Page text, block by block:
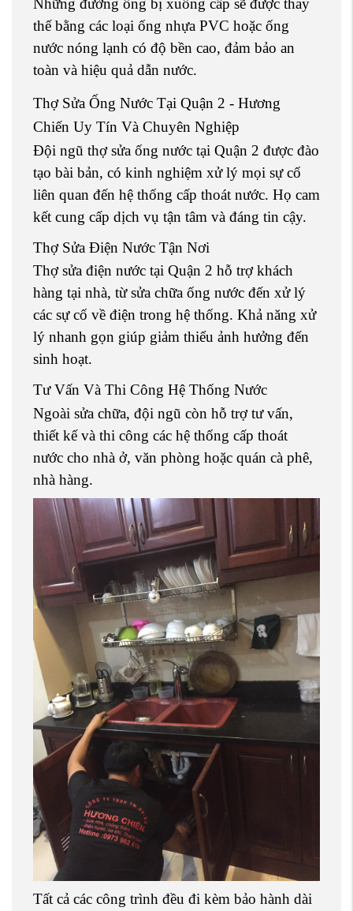
Những đường ống bị xuống cấp sẽ được thay
thế bằng các loại ống nhựa PVC hoặc ống
nước nóng lạnh có độ bền cao, đảm bảo an
toàn và hiệu quả dẫn nước.
Thợ Sửa Ống Nước Tại Quận 2 - Hương
Chiến Uy Tín Và Chuyên Nghiệp
Đội ngũ thợ sửa ống nước tại Quận 2 được đào
tạo bài bản, có kinh nghiệm xử lý mọi sự cố
liên quan đến hệ thống cấp thoát nước. Họ cam
kết cung cấp dịch vụ tận tâm và đáng tin cậy.
Thợ Sửa Điện Nước Tận Nơi
Thợ sửa điện nước tại Quận 2 hỗ trợ khách
hàng tại nhà, từ sửa chữa ống nước đến xử lý
các sự cố về điện trong hệ thống. Khả năng xử
lý nhanh gọn giúp giảm thiểu ảnh hưởng đến
sinh hoạt.
Tư Vấn Và Thi Công Hệ Thống Nước
Ngoài sửa chữa, đội ngũ còn hỗ trợ tư vấn,
thiết kế và thi công các hệ thống cấp thoát
nước cho nhà ở, văn phòng hoặc quán cà phê,
nhà hàng.
Tất cả các công trình đều đi kèm bảo hành dài